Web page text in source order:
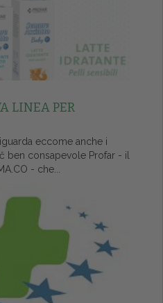
LINEA PER
eccome anche i
ben consapevole Profar - il
- che...